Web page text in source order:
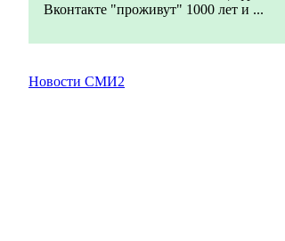
Вконтакте "проживут" 1000 лет и ...
Новости СМИ2